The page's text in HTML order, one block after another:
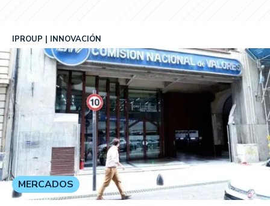
IPROUP INNOVACIÓN
MERCADOS